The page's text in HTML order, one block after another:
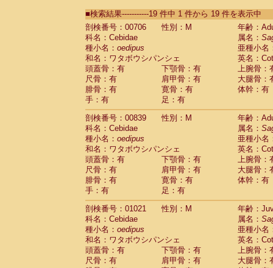
CebidaeSaguinus labiatus(0)
Cebidae Saguinus leucopus (4)
Cebidae
Cebidae
CebidaeSaguinus nigricollis (12)
Cebidae Saguinus oedipus
Cebidae Saguinus weddelli
Cebidae Saguinusspp.
Cebidae Aotus trivirgatus
Cebidae Cebus albifrons
Cebidae
Cebidae
CebidaeCebus nigrivittatus
Cebidae Cebusspp.(0)
Cebidae Saimiri boliviensis
Cebidae Saimiri sciureus
Atelidae Alouatta caraya
AtelidaeAlouatta fusca
AtelidaeAlouatta seniculus
Atelidae
Atelidae Ateles belzebuth
Atelidae Ateles geoffroyi
Atelidae Ateles paniscus
■検索結果-----------19 件中 1 件から 19 件を表示中
剖検番号：00706
性別：M
年齢：
科名：Cebidae
属名：
種小名： oedipus
亜種小名
和名：ワタボウシパンシェ
英名：
頭蓋骨：有
下顎骨：有
上腕骨：
尺骨：有
肩甲骨：有
大腿骨：
腓骨：有
寛骨：有
体幹：有
手：有
足：有
剖検番号：00839
性別：M
年齢：
科名：Cebidae
属名：
種小名： oedipus
亜種小名
和名：ワタボウシパンシェ
英名：
頭蓋骨：有
下顎骨：有
上腕骨：
尺骨：有
肩甲骨：有
大腿骨：
腓骨：有
寛骨：有
体幹：有
手：有
足：有
剖検番号：01021
性別：M
年齢：
科名：Cebidae
属名：
種小名： oedipus
亜種小名
和名：ワタボウシパンシェ
英名：
頭蓋骨：有
下顎骨：有
上腕骨：
尺骨：有
肩甲骨：有
大腿骨：